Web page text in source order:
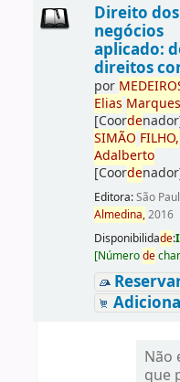
Direito dos
negócios
aplicado:
direitos
por MEDE
Elias Marques
[Coorde
SIMÃO FILHO,
Adalberto
[Coorde
Editora:São
Almedina,2016
Disponibilidade:
[Númerode
Não
que